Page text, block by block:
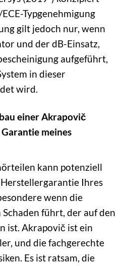
Typgenehmigung
gilt jedoch nur, wenn
und der dB-Einsatz,
aufgeführt,
in dieser
wird.
einer Akrapovič
meines
kann potenziell
Ihres
wenn die
führt, der auf den
ist. Akrapovič ist ein
und die fachgerechte
Es ist ratsam, die